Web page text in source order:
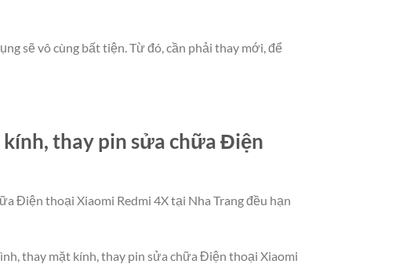
sẽ vô cùng bất tiện. Từ đó, cần phải thay mới, để
kính, thay pin sửa chữa Điện
Điện thoại Xiaomi Redmi 4X tại Nha Trang đều hạn
thay mặt kính, thay pin sửa chữa Điện thoại Xiaomi